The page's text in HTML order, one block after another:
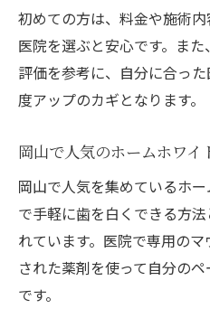
初めての方は、料金や施術
医院を選ぶと安心です。ま
評価を参考に、自分に合っ
度アップのカギとなります。
岡山で人気のホームホワ
岡山で人気を集めているホ
で手軽に歯を白くできる方
れています。医院で専用の
された薬剤を使って自分の
です。